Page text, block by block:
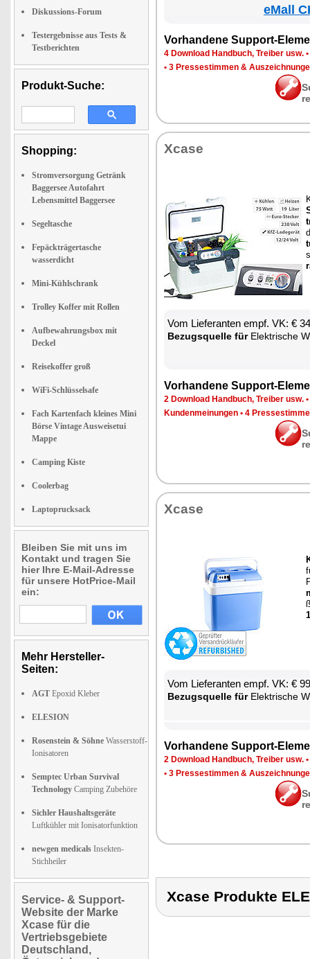
Diskussions-Forum
Testergebnisse aus Tests &
Testberichten
Produkt-Suche:
Shopping:
Stromversorgung Getränk
Baggersee Autofahrt
Lebensmittel Baggersee
Segeltasche
Fepäckträgertasche
wasserdicht
Mini-Kühlschrank
Trolley Koffer mit Rollen
Aufbewahrungsbox mit
Deckel
Reisekoffer groß
WiFi-Schlüsselsafe
Fach Kartenfach kleines Mini
Börse Vintage Ausweisetui
Mappe
Camping Kiste
Coolerbag
Laptoprucksack
Bleiben Sie mit uns im
Kontakt und tragen Sie
hier Ihre E-Mail-Adresse
für unsere HotPrice-Mail
ein:
Mehr Hersteller-
Seiten:
AGT Epoxid Kleber
ELESION
Rosenstein & Söhne Wasserstoff-
Ionisatoren
Semptec Urban Survival
Technology Camping Zubehöre
Sichler Haushaltsgeräte
Luftkühler mit Ionisatorfunktion
newgen medicals Insekten-
Stichheiler
Service- & Support-
Website der Marke
Xcase für die
Vertriebsgebiete
Deutschland,
eMall
Vor­han­de­ne Sup­port-
4 Down­load Hand­buch, Trei­ber usw. •
• 3 Pres­se­stim­men &
Xca­se
Vom Lie­fe­ran­ten empf. VK: €
Be­zugs­quel­le fürElek­tri­sche Wär­me-
Vor­han­de­ne Sup­port-
2 Down­load Hand­buch, Trei­ber usw. •
Kun­den­mei­nun­gen • 4
Xca­se
Vom Lie­fe­ran­ten empf. VK: €
Be­zugs­quel­le fürElek­tri­sche Wär­me-
Vor­han­de­ne Sup­port-
2 Down­load Hand­buch, Trei­ber usw. •
• 3 Pres­se­stim­men &
Xcase Produkte